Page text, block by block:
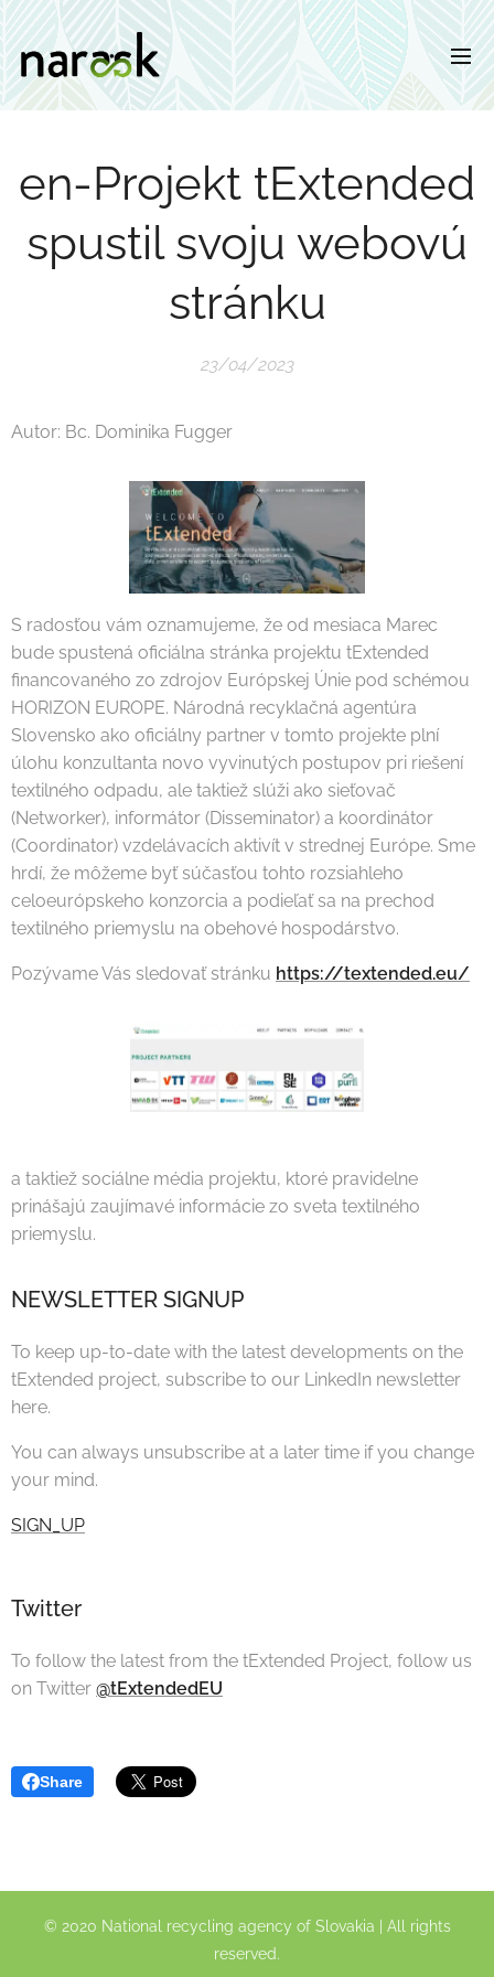
en-Projekt tExtended
spustil svoju webovú
stránku
23/04/2023
Autor: Bc. Dominika Fugger
S radosťou vám oznamujeme, že od mesiaca Marec
bude spustená oficiálna stránka projektu tExtended
financovaného zo zdrojov Európskej Únie pod schémou
HORIZON EUROPE. Národná recyklačná agentúra
Slovensko ako oficiálny partner v tomto projekte plní
úlohu konzultanta novo vyvinutých postupov pri riešení
textilného odpadu, ale taktiež slúži ako sieťovač
(Networker), informátor (Disseminator) a koordinátor
(Coordinator) vzdelávacích aktivít v strednej Európe. Sme
hrdí, že môžeme byť súčasťou tohto rozsiahleho
celoeurópskeho konzorcia a podieľať sa na prechod
textilného priemyslu na obehové hospodárstvo.
Pozývame Vás sledovať stránku https://textended.eu/
a taktiež sociálne média projektu, ktoré pravidelne
prinášajú zaujímavé informácie zo sveta textilného
priemyslu.
NEWSLETTER SIGNUP
To keep up-to-date with the latest developments on the
tExtended project, subscribe to our LinkedIn newsletter
here.
You can always unsubscribe at a later time if you change
your mind.
SIGN_UP
Twitter
To follow the latest from the tExtended Project, follow us
on Twitter @tExtendedEU
Share
© 2020 National recycling agency of Slovakia | All rights
reserved.